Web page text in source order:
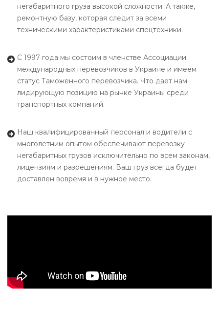
негабаритного груза высокой сложности. А также,
ремонтную базу, которая следит за всеми
техническими характеристиками спецтехники.
С 1997 года мы состоим в членстве Ассоциации
международных перевозчиков в Украине и имеем
статус Таможенного перевозчика. Что дает нам
лидирующую позицию на рынке Украины среди
транспортных компаний.
Наш квалифицированный персонал и водители с
многолетним опытом обеспечивают перевозку
негабаритных грузов исключительно по всем законам,
лицензиям и разрешениям. Ваш груз всегда будет
доставлен вовремя и в нужное место.